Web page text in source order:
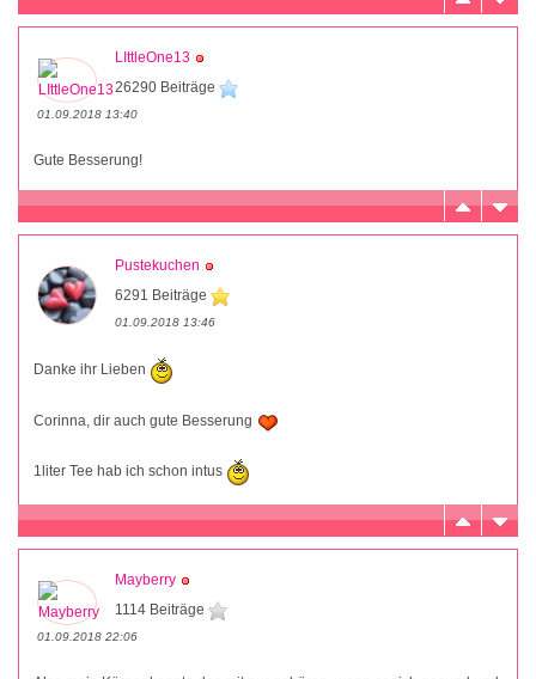
LIttleOne13
26290 Beiträge
01.09.2018 13:40
Gute Besserung!
Pustekuchen
6291 Beiträge
01.09.2018 13:46
Danke ihr Lieben
Corinna, dir auch gute Besserung
1liter Tee hab ich schon intus
Mayberry
1114 Beiträge
01.09.2018 22:06